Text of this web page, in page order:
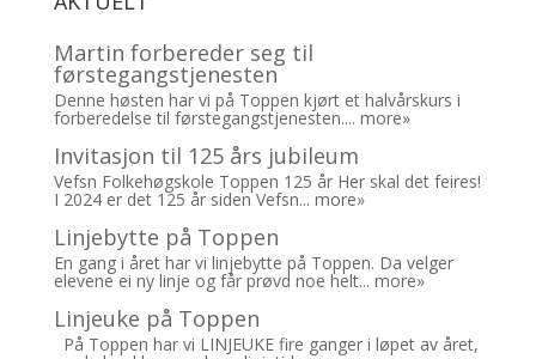
Martin forbereder seg til
førstegangstjenesten
Denne høsten har vi på Toppen kjørt et halvårskurs i
forberedelse til førstegangstjenesten.... more»
Invitasjon til 125 års jubileum
Vefsn Folkehøgskole Toppen 125 år Her skal det feires!
I 2024 er det 125 år siden Vefsn... more»
Linjebytte på Toppen
En gang i året har vi linjebytte på Toppen. Da velger
elevene ei ny linje og får prøvd noe helt... more»
Linjeuke på Toppen
På Toppen har vi LINJEUKE fire ganger i løpet av året,